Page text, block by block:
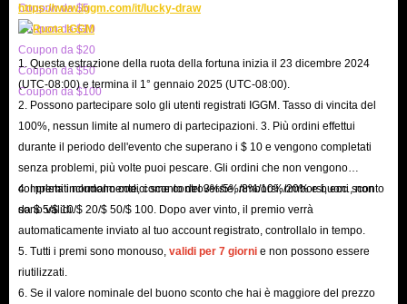
clienti; siamo pronti a risolvere ogni tua problematica con la massima
professionalità e cortesia. Inoltre, i Crediti per Forza Horizon 6 in vendita
su IGGM sono costantemente i più economici sul mercato. Ciò è reso
possibile dalla nostra vasta gamma di sistemi di sconto, che includono
promozioni stagionali, estrazioni a premi occasionali e sconti VIP fino al
5%, permettendoti di risparmiare ancora di più sull'acquisto della valuta di
gioco!
Invitiamo tutti i piloti a visitare IGGM per acquistare Crediti di Forza
Cosa sono i Crediti di Forza Horizon 6? Come si
ottengono?
Coupon da $5
Coupon da $10
Coupon da $20
Coupon da $50
Coupon da $100
https://www.iggm.com/it/lucky-draw
1. Questa estrazione della ruota della fortuna inizia il 23 dicembre 2024
(UTC-08:00) e termina il 1° gennaio 2025 (UTC-08:00).
2. Possono partecipare solo gli utenti registrati IGGM. Tasso di vincita del
100%, nessun limite al numero di partecipazioni. 3. Più ordini effettui
durante il periodo dell'evento che superano i $ 10 e vengono completati
senza problemi, più volte puoi pescare. Gli ordini che non vengono
completati normalmente, come controversie, rimborsi, rimborsi, ecc., non
sono validi.
4. I premi includono codici sconto del 3%/5%/8%/10%/20% e buoni sconto
da $ 5/$ 10/$ 20/$ 50/$ 100. Dopo aver vinto, il premio verrà
automaticamente inviato al tuo account registrato, controllalo in tempo.
5. Tutti i premi sono monouso, validi per 7 giorni e non possono essere
riutilizzati.
6. Se il valore nominale del buono sconto che hai è maggiore del prezzo